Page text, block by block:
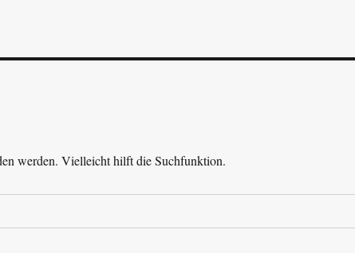
werden. Vielleicht hilft die Suchfunktion.